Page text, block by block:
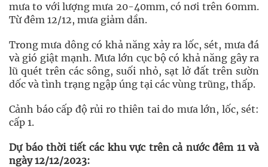
mưa to với lượng mưa 20-40mm, có nơi trên 60mm.
Từ đêm 12/12, mưa giảm dần.
Trong mưa dông có khả năng xảy ra lốc, sét, mưa đá
và gió giật mạnh. Mưa lớn cục bộ có khả năng gây ra
lũ quét trên các sông, suối nhỏ, sạt lở đất trên sườn
dốc và tình trạng ngập úng tại các vùng trũng, thấp.
Cảnh báo cấp độ rủi ro thiên tai do mưa lớn, lốc, sét:
cấp 1.
Dự báo thời tiết các khu vực trên cả nước đêm 11 và
ngày 12/12/2023: